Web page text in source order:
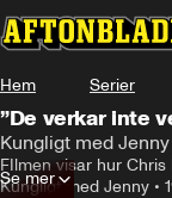
Hem Serier
”De verkar inte
Kungligt med Jenny
FIlmen visar hur
Kungligt med Jenny •
Se mer